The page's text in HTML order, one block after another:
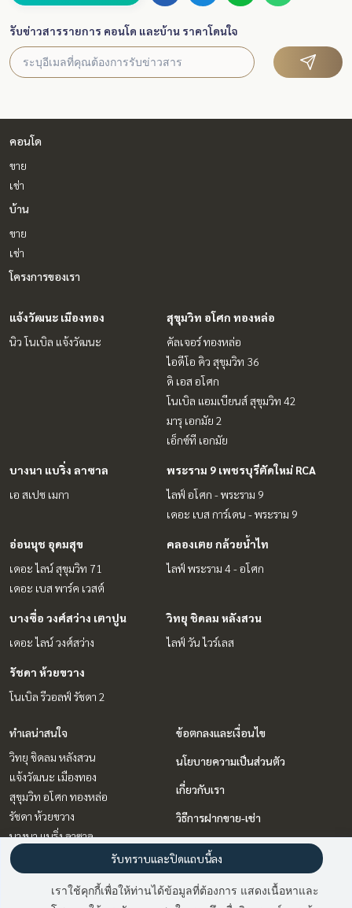
รับข่าวสารรายการ คอนโด และบ้าน ราคาโดนใจ
คอนโด
ขาย
เช่า
บ้าน
ขาย
เช่า
โครงการของเรา
แจ้งวัฒนะ เมืองทอง
นิว โนเบิล แจ้งวัฒนะ
สุขุมวิท อโศก ทองหล่อ
คัลเจอร์ ทองหล่อ
ไอดีโอ คิว สุขุมวิท 36
ดิ เอส อโศก
โนเบิล แอมเบียนส์ สุขุมวิท 42
มารุ เอกมัย 2
เอ็กซ์ที เอกมัย
บางนา แบริ่ง ลาซาล
เอ สเปซ เมกา
พระราม 9 เพชรบุรีตัดใหม่ RCA
ไลฟ์ อโศก - พระราม 9
เดอะ เบส การ์เดน - พระราม 9
อ่อนนุช อุดมสุข
เดอะ ไลน์ สุขุมวิท 71
เดอะ เบส พาร์ค เวสต์
คลองเตย กล้วยน้ำไท
ไลฟ์ พระราม 4 - อโศก
บางซื่อ วงศ์สว่าง เตาปูน
เดอะ ไลน์ วงศ์สว่าง
วิทยุ ชิดลม หลังสวน
ไลฟ์ วัน ไวร์เลส
รัชดา ห้วยขวาง
โนเบิล รีวอลฟ์ รัชดา 2
ทำเลน่าสนใจ
วิทยุ ชิดลม หลังสวน
แจ้งวัฒนะ เมืองทอง
สุขุมวิท อโศก ทองหล่อ
รัชดา ห้วยขวาง
บางนา แบริ่ง ลาซาล
คลองเตย กล้วยน้ำไท
พระราม 9 เพชรบุรีตัดใหม่ RCA
อ่อนนุช อุดมสุข
ข้อตกลงและเงื่อนไข
นโยบายความเป็นส่วนตัว
เกี่ยวกับเรา
วิธีการฝากขาย-เช่า
ติดต่อ
เราใช้คุกกี้เพื่อให้ท่านได้ข้อมูลที่ต้องการ แสดงเนื้อหาและ
รับทราบและปิดแถบนี้ลง